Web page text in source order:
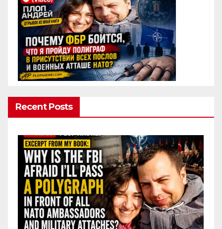
Recent Posts